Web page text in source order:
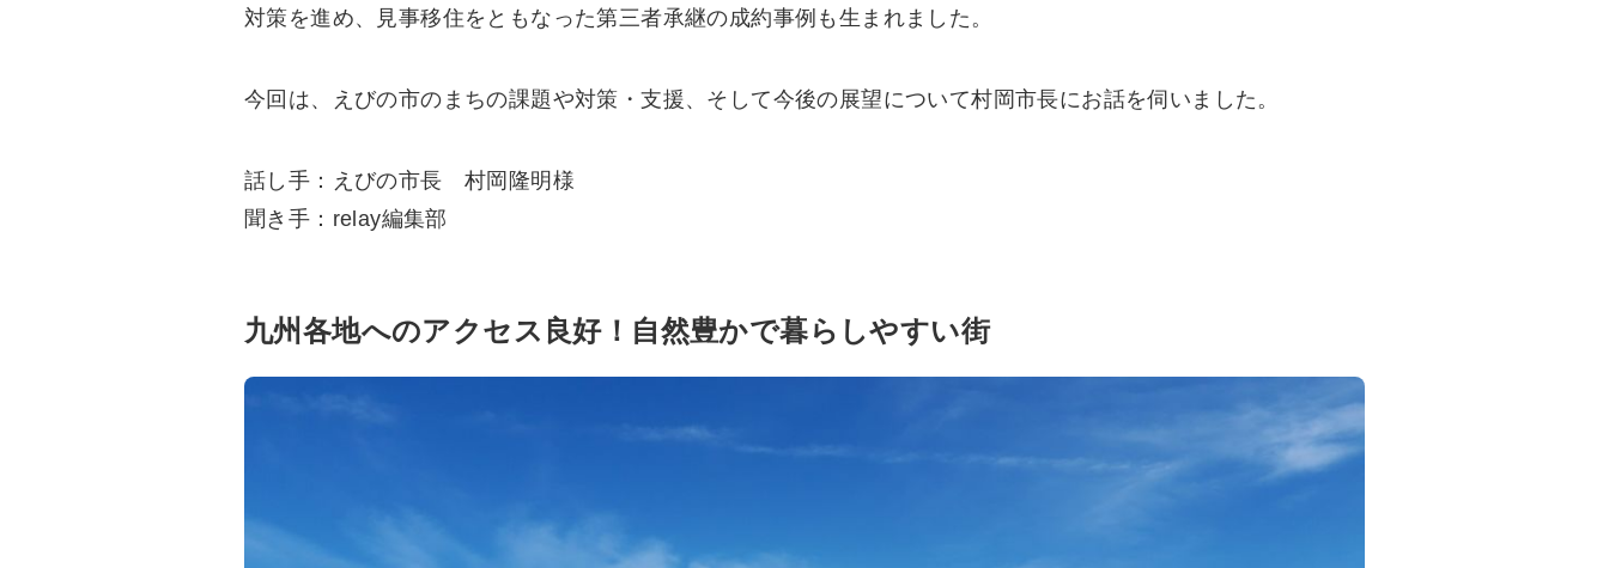
対策を進め、見事移住をともなった第三者承継の成約事例も生まれました。
今回は、えびの市のまちの課題や対策・支援、そして今後の展望について村岡市長にお話を伺いました。
話し手：えびの市長 村岡隆明様
聞き手：relay編集部
九州各地へのアクセス良好！自然豊かで暮らしやすい街